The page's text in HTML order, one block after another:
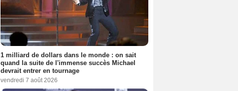
1 milliard de dollars dans le monde : on sait
quand la suite de l'immense succès Michael
devrait entrer en tournage
vendredi 7 août 2026